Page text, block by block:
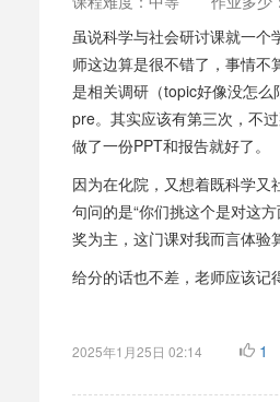
虽说科学与社会研讨课就一个
师这边算是很不错了，事情
是相关调研（topic好像没怎
pre。其实应该有第三次，不
做了一份PPT和报告就好了。
因为在化院，又想着既科学
句问的是“你们挑这个是对这
奖为主，这门课对我而言体验
给分的话也不差，老师应该记
2025年1月25日 02:14 1